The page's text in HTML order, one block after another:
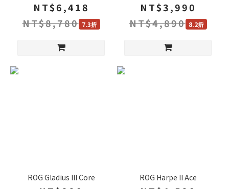
NT$6,418
NT$8,780 7.3折
NT$3,990
NT$4,890 8.2折
ROG Gladius III Core ROG Harpe II Ace